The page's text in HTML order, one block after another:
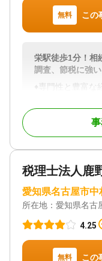
無料 この
栄駅徒歩1分！相
調査、節税に強い
♦︎専門性と豊富な
私たち名古屋総
承継に関する専
これまで累計
があり、特に節
一人ひとりの状
♦︎ワンストップで
弁護士、不動産
家とも密接に連
トップでサポー
土地の評価や遺
税理士法人鹿
愛知県名古屋市
所在地： 愛知県名古
4.25
無料 この